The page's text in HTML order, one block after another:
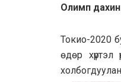
Олимп
Токио-2020
өдөр